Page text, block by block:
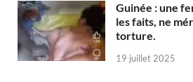
Guinée : une
les faits, ne
torture.
19 juillet 2025